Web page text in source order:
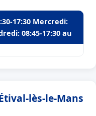
17:30 Mercredi:
08:45-17:30 au
lès-le-Mans